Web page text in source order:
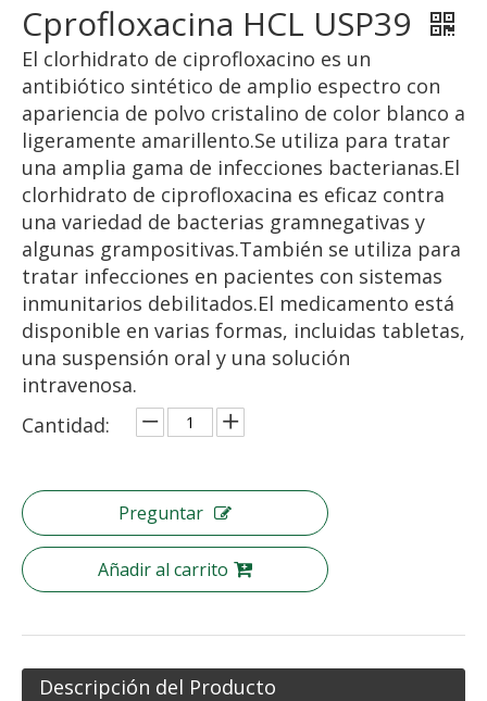
Cprofloxacina HCL USP39
El clorhidrato de ciprofloxacino es un
antibiótico sintético de amplio espectro con
apariencia de polvo cristalino de color blanco a
ligeramente amarillento.Se utiliza para tratar
una amplia gama de infecciones bacterianas.El
clorhidrato de ciprofloxacina es eficaz contra
una variedad de bacterias gramnegativas y
algunas grampositivas.También se utiliza para
tratar infecciones en pacientes con sistemas
inmunitarios debilitados.El medicamento está
disponible en varias formas, incluidas tabletas,
una suspensión oral y una solución
intravenosa.
Cantidad:
Preguntar
Añadir al carrito
Descripción del Producto